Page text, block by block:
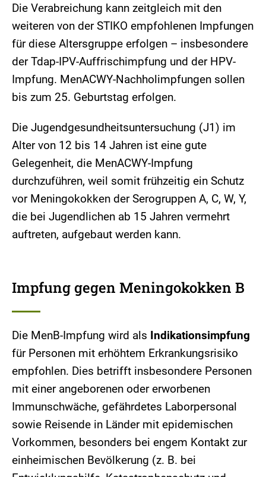
Die Verabreichung kann zeitgleich mit den
weiteren von der STIKO empfohlenen Impfungen
für diese Altersgruppe erfolgen – insbesondere
der Tdap-IPV-Auffrischimpfung und der HPV-
Impfung. MenACWY-Nachholimpfungen sollen
bis zum 25. Geburtstag erfolgen.
Die Jugendgesundheitsuntersuchung (J1) im
Alter von 12 bis 14 Jahren ist eine gute
Gelegenheit, die MenACWY-Impfung
durchzuführen, weil somit frühzeitig ein Schutz
vor Meningokokken der Serogruppen A, C, W, Y,
die bei Jugendlichen ab 15 Jahren vermehrt
auftreten, aufgebaut werden kann.
Impfung gegen Meningokokken B
Die MenB-Impfung wird als Indikationsimpfung
für Personen mit erhöhtem Erkrankungsrisiko
empfohlen. Dies betrifft insbesondere Personen
mit einer angeborenen oder erworbenen
Immunschwäche, gefährdetes Laborpersonal
sowie Reisende in Länder mit epidemischen
Vorkommen, besonders bei engem Kontakt zur
einheimischen Bevölkerung (z. B. bei